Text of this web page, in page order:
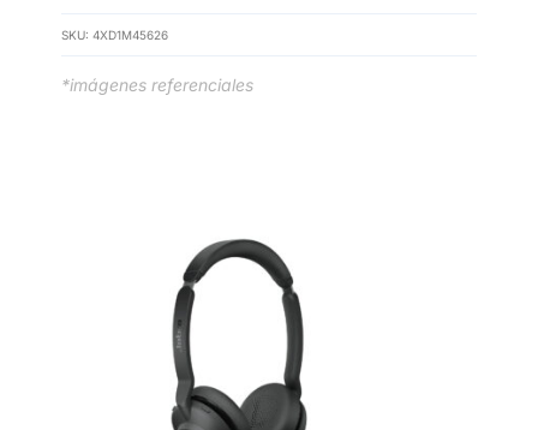
SKU: 4XD1M45626
*imágenes referenciales